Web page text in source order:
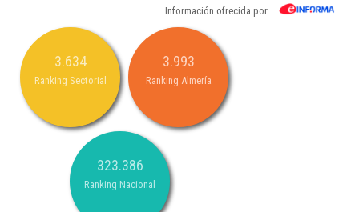
Información ofrecida por
3.634
Ranking Sectorial
3.993
Ranking Almería
323.386
Ranking Nacional